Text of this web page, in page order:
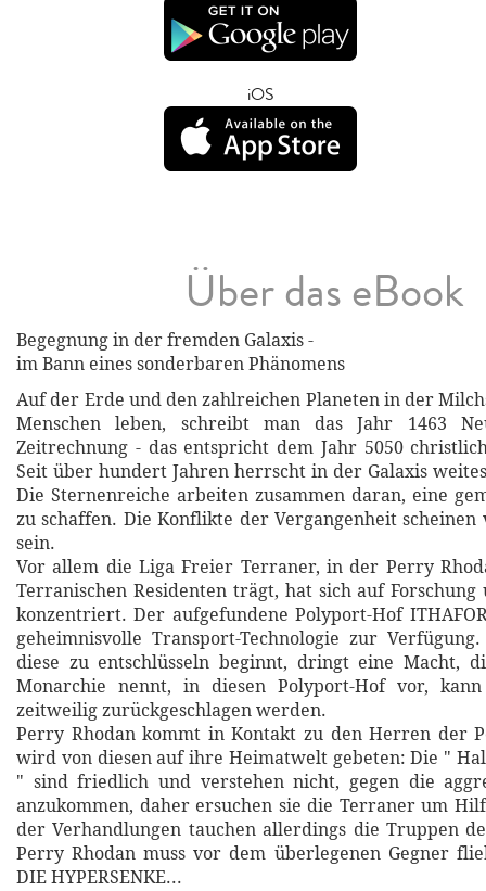
iOS
Über das eBook
Begegnung in der fremden Galaxis -
im Bann eines sonderbaren Phänomens
Auf der Erde und den zahlreichen Planeten in der
Menschen leben, schreibt man das Jahr 1463
Zeitrechnung - das entspricht dem Jahr 5050
Seit über hundert Jahren herrscht in der Galaxis
Die Sternenreiche arbeiten zusammen daran, eine
zu schaffen. Die Konflikte der Vergangenheit scheinen
sein.
Vor allem die Liga Freier Terraner, in der Perry
Terranischen Residenten trägt, hat sich auf Forschung
konzentriert. Der aufgefundene Polyport-Hof
geheimnisvolle Transport-Technologie zur
diese zu entschlüsseln beginnt, dringt eine Macht,
Monarchie nennt, in diesen Polyport-Hof vor,
zeitweilig zurückgeschlagen werden.
Perry Rhodan kommt in Kontakt zu den Herren der
wird von diesen auf ihre Heimatwelt gebeten: Die "
" sind friedlich und verstehen nicht, gegen die
anzukommen, daher ersuchen sie die Terraner um
der Verhandlungen tauchen allerdings die Truppen
Perry Rhodan muss vor dem überlegenen Gegner
DIE HYPERSENKE...